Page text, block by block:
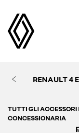
RENAULT 4
TUTTI GLI ACCESSORI
CONCESSIONARIA